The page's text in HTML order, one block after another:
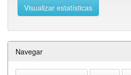
Visualizar estatísticas
Navegar